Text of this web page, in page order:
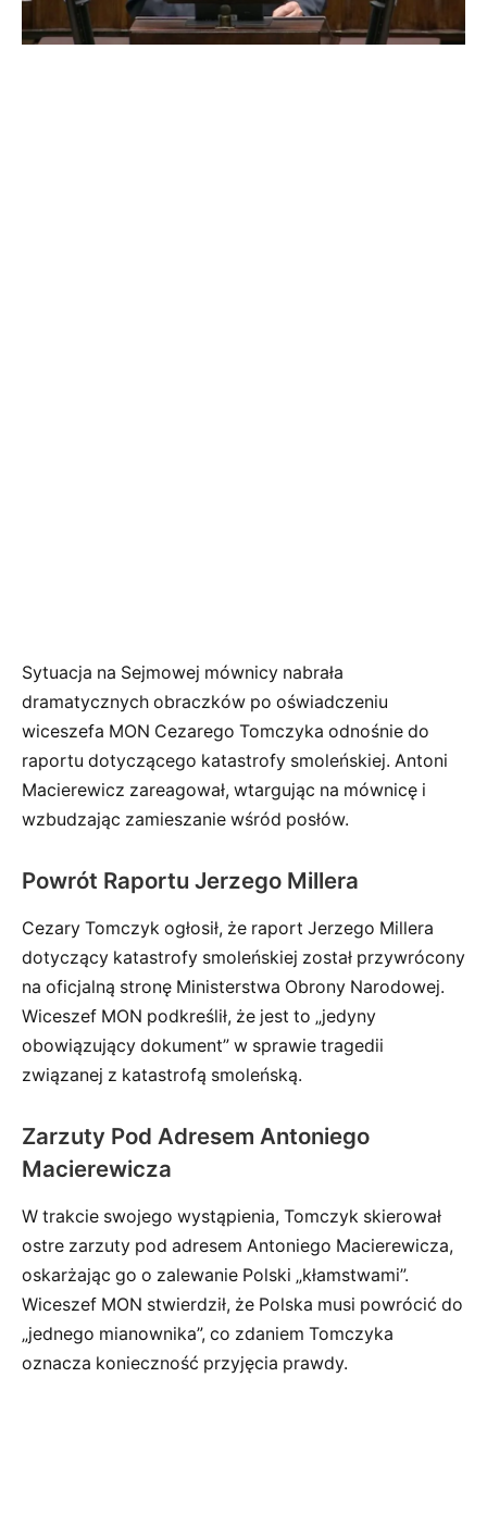
Sytuacja na Sejmowej mównicy nabrała
dramatycznych obraczków po oświadczeniu
wiceszefa MON Cezarego Tomczyka odnośnie do
raportu dotyczącego katastrofy smoleńskiej. Antoni
Macierewicz zareagował, wtargując na mównicę i
wzbudzając zamieszanie wśród posłów.
Powrót Raportu Jerzego Millera
Cezary Tomczyk ogłosił, że raport Jerzego Millera
dotyczący katastrofy smoleńskiej został przywrócony
na oficjalną stronę Ministerstwa Obrony Narodowej.
Wiceszef MON podkreślił, że jest to „jedyny
obowiązujący dokument” w sprawie tragedii
związanej z katastrofą smoleńską.
Zarzuty Pod Adresem Antoniego
Macierewicza
W trakcie swojego wystąpienia, Tomczyk skierował
ostre zarzuty pod adresem Antoniego Macierewicza,
oskarżając go o zalewanie Polski „kłamstwami”.
Wiceszef MON stwierdził, że Polska musi powrócić do
„jednego mianownika”, co zdaniem Tomczyka
oznacza konieczność przyjęcia prawdy.